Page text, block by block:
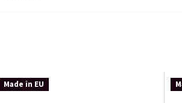
Made in EU